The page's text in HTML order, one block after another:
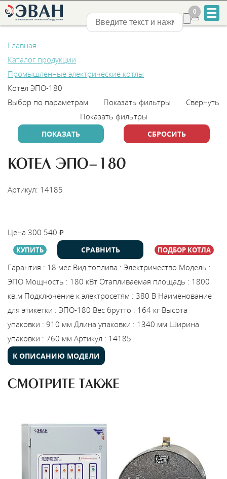
+7
831
888-
555
Сервис
Найти магазин
монтажника
Сотрудничество
Нижний Новгород
0
0
Главная
Каталог продукции
Промышленные электрические котлы
Котел ЭПО-180
Выбор по параметрам
Показать фильтры
Свернуть
Показать фильтры
КОТЕЛ ЭПО-180
Артикул: 14185
Цена 300 540 ₽
КУПИТЬ СРАВНИТЬ ПОДБОР КОТЛА
Гарантия : 18 мес Вид топлива : Электричество Модель :
ЭПО Мощность : 180 кВт Отапливаемая площадь : 1800
кв.м Подключение к электросетям : 380 В Наименование
для этикетки : ЭПО-180 Вес брутто : 164 кг Высота
упаковки : 910 мм Длина упаковки : 1340 мм Ширина
упаковки : 760 мм Артикул : 14185
К ОПИСАНИЮ МОДЕЛИ
СМОТРИТЕ ТАКЖЕ